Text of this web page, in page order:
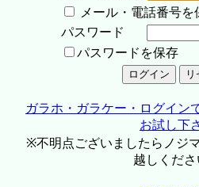
メール・電話番号を
パスワード
パスワードを保存
ガラホ・ガラケー・ログイン
お試し下
※不明点ございましたらノジ
越しくださ